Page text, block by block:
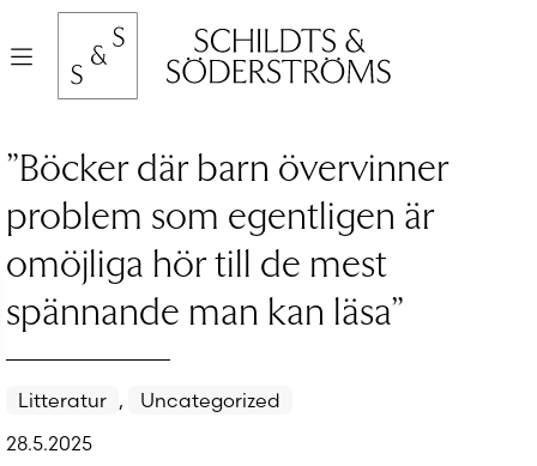
Hyppää
Valikko
”Böcker där barn övervinner
problem som egentligen är
omöjliga hör till de mest
spännande man kan läsa”
Litteratur ,
Uncategorized
28.5.2025